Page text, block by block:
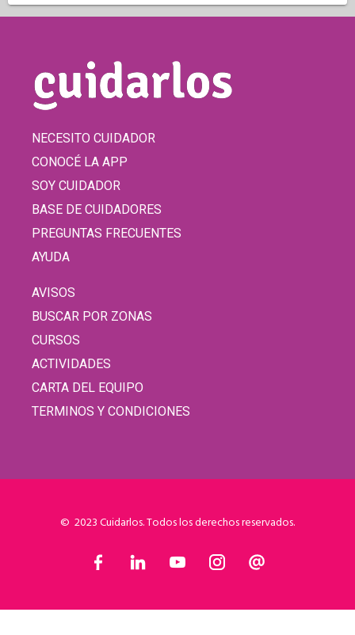
NECESITO CUIDADOR
CONOCÉ LA APP
SOY CUIDADOR
BASE DE CUIDADORES
PREGUNTAS FRECUENTES
AYUDA
AVISOS
BUSCAR POR ZONAS
CURSOS
ACTIVIDADES
CARTA DEL EQUIPO
TERMINOS Y CONDICIONES
© 2023 Cuidarlos. Todos los derechos reservados.